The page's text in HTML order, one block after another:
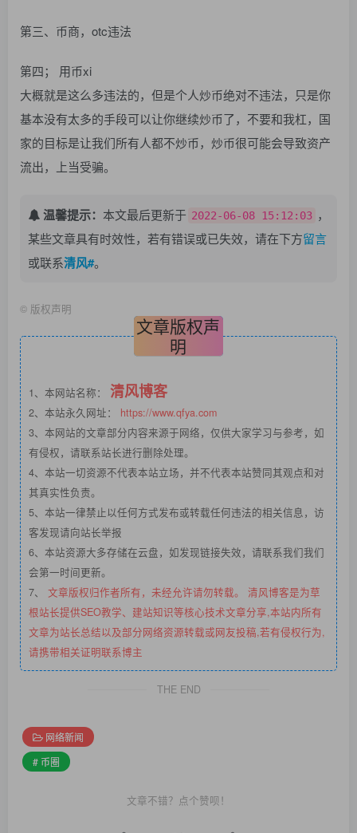
第三、币商，otc违法
第四； 用币xi
大概就是这么多违法的，但是个人炒币绝对不违法，只是你
基本没有太多的手段可以让你继续炒币了，不要和我杠，国
家的目标是让我们所有人都不炒币，炒币很可能会导致资产
流出，上当受骗。
温馨提示： 本文最后更新于 2022-06-08 15:12:03 ，
某些文章具有时效性，若有错误或已失效，请在下方留言
或联系清风#。
© 版权声明
文章版权声
明
1、本网站名称： 清风博客
2、本站永久网址： https://www.qfya.com
3、本网站的文章部分内容来源于网络，仅供大家学习与参考，如
有侵权，请联系站长进行删除处理。
4、本站一切资源不代表本站立场，并不代表本站赞同其观点和对
其真实性负责。
5、本站一律禁止以任何方式发布或转载任何违法的相关信息，访
客发现请向站长举报
6、本站资源大多存储在云盘，如发现链接失效，请联系我们我们
会第一时间更新。
7、 文章版权归作者所有，未经允许请勿转载。 清风博客是为草
根站长提供SEO教学、建站知识等核心技术文章分享,本站内所有
文章为站长总结以及部分网络资源转载或网友投稿,若有侵权行为,
请携带相关证明联系博主
THE END
网络新闻
# 币圈
文章不错？点个赞呗！